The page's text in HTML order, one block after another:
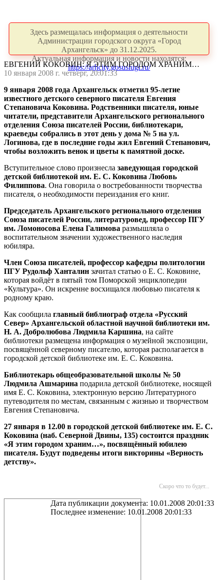
Здесь размещалась информация о деятельности
Администрации городского округа «Город
Архангельск» до 31.12.2025.
Актуальная информация и новости находятся:
https://arhcity.gosuslugi.ru/
ЕВГЕНИЙ КОКОВИН: Я ЭТИМ ГОРОДОМ ХРАНИМ…
10 января 2008 г. четверг, 20:01:33
9 января 2008 года Архангельск отметил 95-летие
известного детского северного писателя Евгения
Степановича Коковина. Родственники писателя, юные
читатели, представители Архангельского регионального
отделения Союза писателей России, библиотекари,
краеведы собрались в этот день у дома № 5 на ул.
Логинова, где в последние годы жил Евгений Степанович,
чтобы возложить венок и цветы к памятной доске.
Вступительное слово произнесла заведующая городской
детской библиотекой им. Е. С. Коковина Любовь
Филиппова. Она говорила о востребованности творчества
писателя, о необходимости переиздания его книг.
Председатель Архангельского регионального отделения
Союза писателей России, литературовед, профессор ПГУ
им. Ломоносова Елена Галимова размышляла о
воспитательном значении художественного наследия
юбиляра.
Член Союза писателей, профессор кафедры политологии
ПГУ Рудольф Ханталин зачитал статью о Е. С. Коковине,
которая войдёт в пятый том Поморской энциклопедии
«Культура». Он искренне восхищался любовью писателя к
родному краю.
Как сообщила главный библиограф отдела «Русский
Север» Архангельской областной научной библиотеки им.
Н. А. Добролюбова Людмила Каршина, на сайте
библиотеки размещена информация о музейной экспозиции,
посвящённой северному писателю, которая располагается в
городской детской библиотеке им. Е. С. Коковина.
Библиотекарь общеобразовательной школы № 50
Людмила Ашмарина подарила детской библиотеке, носящей
имя Е. С. Коковина, электронную версию Литературного
путеводителя по местам, связанным с жизнью и творчеством
Евгения Степановича.
27 января в 12.00 в городской детской библиотеке им. Е. С.
Коковина (наб. Северной Двины, 135) состоится праздник
«Я этим городом храним…», посвящённый юбилею
писателя. Будут подведены итоги викторины «Верность
детству».
Скоро что то будет...
Дата публикации документа: 10.01.2008 20:01:33
Последнее изменение: 10.01.2008 20:01:33